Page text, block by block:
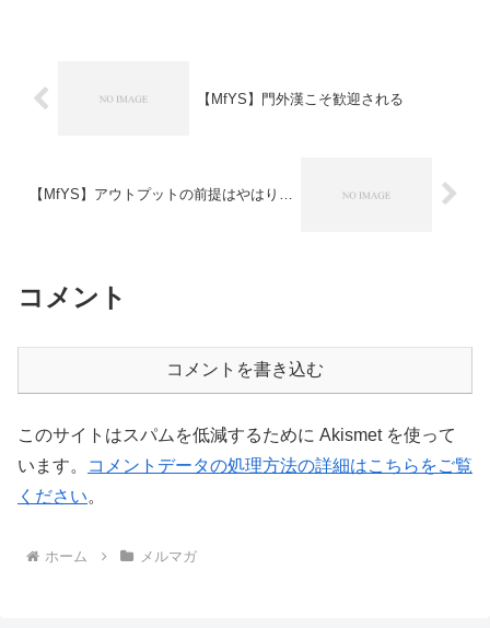
【MfYS】門外漢こそ歓迎される
【MfYS】アウトプットの前提はやはり…
コメント
コメントを書き込む
このサイトはスパムを低減するために Akismet を使って
います。
コメントデータの処理方法の詳細はこちらをご覧
ください。
ホーム メルマガ